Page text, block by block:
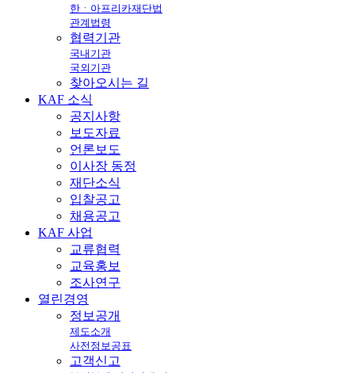
한ㆍ아프리카재단법
관계법령
협력기관
국내기관
국외기관
찾아오시는 길
KAF 소식
공지사항
보도자료
언론보도
이사장 동정
재단소식
입찰공고
채용공고
KAF 사업
교류협력
교육홍보
조사연구
열린경영
정보공개
제도소개
사전정보공표
고객신고